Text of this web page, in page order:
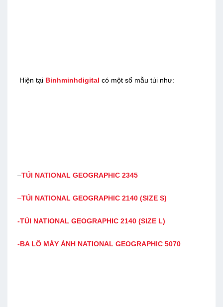
Hiện tại Binhminhdigital có một số mẫu túi như:
–TÚI NATIONAL GEOGRAPHIC 2345
–TÚI NATIONAL GEOGRAPHIC 2140 (SIZE S)
-TÚI NATIONAL GEOGRAPHIC 2140 (SIZE L)
-BA LÔ MÁY ẢNH NATIONAL GEOGRAPHIC 5070